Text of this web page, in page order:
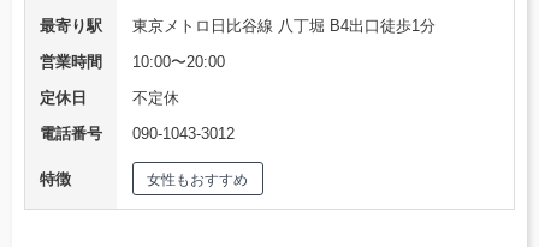
最寄り駅
東京メトロ日比谷線 八丁堀 B4出口徒歩1分
営業時間
10:00〜20:00
定休日
不定休
電話番号
090-1043-3012
特徴 女性もおすすめ